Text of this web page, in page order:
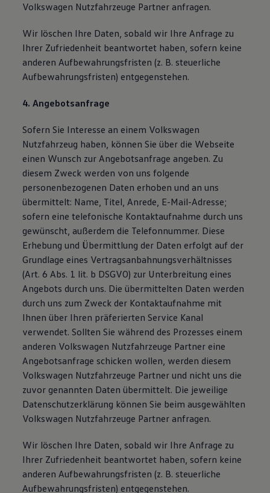
Volkswagen Nutzfahrzeuge Partner anfragen.
Wir löschen Ihre Daten, sobald wir Ihre Anfrage zu
Ihrer Zufriedenheit beantwortet haben, sofern keine
anderen Aufbewahrungsfristen (z. B. steuerliche
Aufbewahrungsfristen) entgegenstehen.
4. Angebotsanfrage
Sofern Sie Interesse an einem Volkswagen
Nutzfahrzeug haben, können Sie über die Webseite
einen Wunsch zur Angebotsanfrage angeben. Zu
diesem Zweck werden von uns folgende
personenbezogenen Daten erhoben und an uns
übermittelt: Name, Titel, Anrede, E-Mail-Adresse;
sofern eine telefonische Kontaktaufnahme durch uns
gewünscht, außerdem die Telefonnummer. Diese
Erhebung und Übermittlung der Daten erfolgt auf der
Grundlage eines Vertragsanbahnungsverhältnisses
(Art. 6 Abs. 1 lit. b DSGVO) zur Unterbreitung eines
Angebots durch uns. Die übermittelten Daten werden
durch uns zum Zweck der Kontaktaufnahme mit
Ihnen über Ihren präferierten Service Kanal
verwendet. Sollten Sie während des Prozesses einem
anderen Volkswagen Nutzfahrzeuge Partner eine
Angebotsanfrage schicken wollen, werden diesem
Volkswagen Nutzfahrzeuge Partner und nicht uns die
zuvor genannten Daten übermittelt. Die jeweilige
Datenschutzerklärung können Sie beim ausgewählten
Volkswagen Nutzfahrzeuge Partner anfragen.
Wir löschen Ihre Daten, sobald wir Ihre Anfrage zu
Ihrer Zufriedenheit beantwortet haben, sofern keine
anderen Aufbewahrungsfristen (z. B. steuerliche
Aufbewahrungsfristen) entgegenstehen.